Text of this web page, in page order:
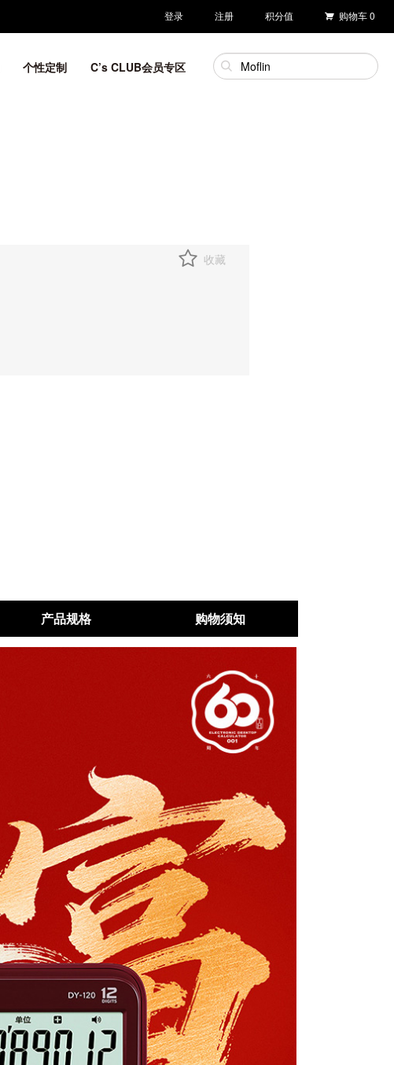
登录 注册 积分值 购物车0
个性定制 C’s CLUB会员专区
收藏
产品规格 购物须知